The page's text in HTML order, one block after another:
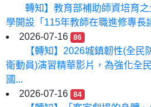
轉知】教育部補助師資培育之
學開設「115年教師在職進修專長
2026-07-16
86
【轉知】2026城鎮韌性(全民
衛動員)演習精華影片，為強化全民
國...
2026-07-16
84